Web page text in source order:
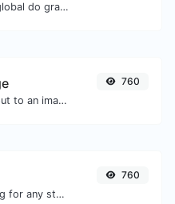
Obtenha o avatar global do gravatar.com para qualquer email.
Decode Base64 input to an image.
760
Generate a URL slug for any string input.
760